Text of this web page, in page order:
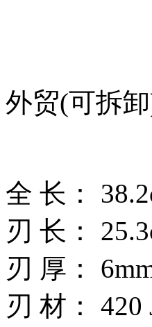
外贸(可拆
全 长：
刃 长：
刃 厚：
刃 材： 420